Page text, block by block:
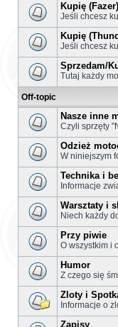
Kupię (Fazer)
Jeśli chcesz
Kupię
Jeśli chcesz
Sprzedam/
Tutaj każdy
Off-topic
Nasze inne
Czyli sprzęty
Odzież
W niniejszym
Technika i
Informacje
Warsztaty i
Niech każdy
Przy piwie
O wszystkim i
Humor
Z czego się
Zloty i
Informacje o
Zapisy